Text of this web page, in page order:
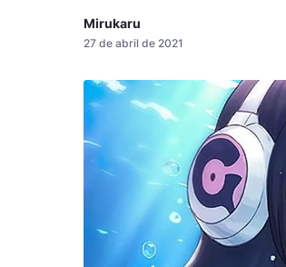
Mirukaru
27 de abril de 2021